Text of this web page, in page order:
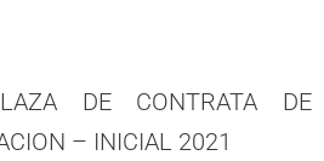
DE CONTRATA DE
– INICIAL 2021